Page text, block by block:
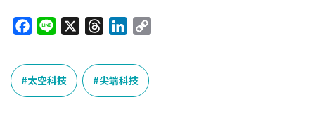
c
e
b
n
e
r
e
a
n
k
e
太空科技 尖端科技